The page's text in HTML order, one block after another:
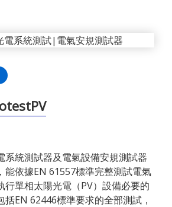
系統測試器及電氣設備安規測試器
能依據EN 61557標準完整測試電氣
行單相太陽光電（PV）設備必要的
括EN 62446標準要求的全部測試，